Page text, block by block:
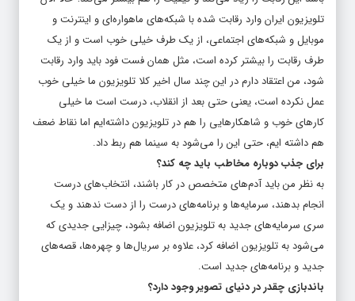
تلویزیون ایران وارد رقابت شده با شبکه‌های ماهواره‌ای و اینترنت و
موبایل و شبکه‌های اجتماعی، از یک طرف خیلی خوب است و از یک
طرف رقابت را بیشتر کرده است، مثل همان فست فود باید وارد رقابت
شود، من اعتقاد دارم در این چند سال اخیر کلا تلویزیون ما خیلی خوب
عمل نکرده است، یعنی حتی بعد از انقلاب، درست است ما خیلی
کارهای خوب و شاهکارهایی را هم در تلویزیون داشته‌ایم اما نقاط ضعف
هم داشته ایم، حتی این را می‌شود به سینما هم ربط داد.
برای جذب دوباره مخاطب باید چه کند؟
به نظر من باید آدم‌های متخصص در کار باشند، انتخاب‌های درست
انجام بدهند، سرمایه‌ها و برنامه‌های درست را از دست ندهند و یک
سری سرمایه‌های جدید به تلویزیون اضافه بشود، چیزایی جدیدی که
می‌شود به تلویزیون اضافه کرد، علاوه بر سریال‌ها و چهره‌ها، قصه‌های
جدید و برنامه‌های جدید است.
باندبازی چقدر در دنیای تصویر وجود دارد؟